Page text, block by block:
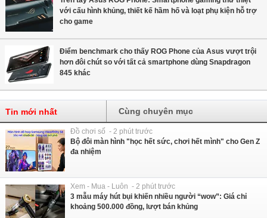
với cấu hình khủng, thiết kế hầm hố và loạt phụ kiện hỗ trợ
cho game
Điểm benchmark cho thấy ROG Phone của Asus vượt trội
hơn đôi chút so với tất cả smartphone dùng Snapdragon
845 khác
Tin mới nhất Cùng chuyên mục
Đồ chơi số - 2 phút trước
Bộ đôi màn hình "học hết sức, chơi hết mình" cho Gen Z
đa nhiệm
Xem - Mua - Luôn - 2 phút trước
3 mẫu máy hút bụi khiến nhiều người “wow”: Giá chỉ
khoảng 500.000 đồng, lượt bán khủng